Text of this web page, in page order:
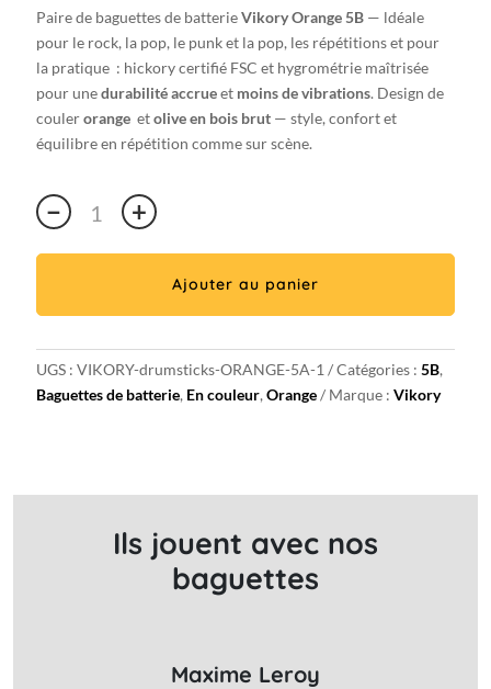
4.59090909
09091 sur
5 basé
notations
client
Paire de baguettes de batterieVikory Orange 5B — ldéale
pour le rock, la pop, le punk et la pop, les répétitions et pour
la pratique : hickory certifié FSC et hygrométrie maîtrisée
pour unedurabilité accrueet moins de vibrations. Design de
coulerorange etolive en bois brut — style, confort et
équilibre en répétition comme sur scène.
quantité
de
Paire
batterie
Orange
5B
− +
Ajouter au panier
UGS :VIKORY-drumsticks-ORANGE-5A-1 Catégories :5B,
Baguettes de batterie, En couleur,Orange Marque :Vikory
Ils jouent avec nos
baguettes
Maxime Leroy